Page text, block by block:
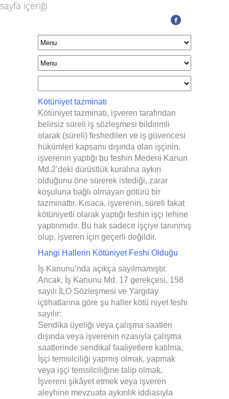
sayfa içeriği
Kötüniyet tazminatı
Kötüniyet tazminatı, işveren tarafından
belirsiz süreli iş sözleşmesi bildirimli
olarak (süreli) feshedilen ve iş güvencesi
hükümleri kapsamı dışında olan işçinin,
işverenin yaptığı bu feshin Medeni Kanun
Md.2’deki dürüstlük kuralına aykırı
olduğunu öne sürerek istediği, zarar
koşuluna bağlı olmayan götürü bir
tazminattır. Kısaca, işverenin, süreli fakat
kötüniyetli olarak yaptığı feshin işçi lehine
yaptırımıdır. Bu hak sadece işçiye tanınmış
olup, işveren için geçerli değildir.
Hangi Hallerin Kötüniyet Feshi Olduğu
İş Kanunu’nda açıkça sayılmamıştır.
Ancak, İş Kanunu Md. 17 gerekçesi, 158
sayılı İLO Sözleşmesi ve Yargıtay
içtihatlarına göre şu haller kötü niyet feshi
sayılır:
Sendika üyeliği veya çalışma saatleri
dışında veya işverenin rızasıyla çalışma
saatlerinde sendikal faaliyetlere katılma,
İşçi temsilciliği yapmış olmak, yapmak
veya işçi temsilciliğine talip olmak,
İşvereni şikâyet etmek veya işveren
aleyhine mevzuata aykırılık iddiasıyla